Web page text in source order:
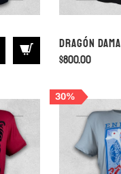
Dragón Dama
$800.00
30%